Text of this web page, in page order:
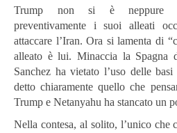
Trump non si è neppure
preventivamente i suoi alleati
attaccare l’Iran. Ora si lamenta di
alleato è lui. Minaccia la Spagna
Sanchez ha vietato l’uso delle
detto chiaramente quello che
Trump e Netanyahu ha stancato un
Nella contesa, al solito, l’unico che